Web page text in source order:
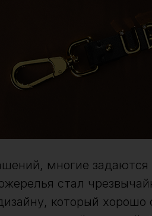
многие
стал
который хорошо